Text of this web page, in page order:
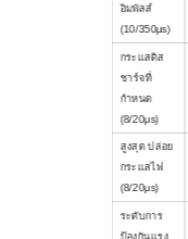
อิมพัลส์
(10/350μs)
กระแสดิส
ชาร์จที่
กำหนด
(8/20μs)
สูงสุด ปล่อย
กระแสไฟ
(8/20μs)
ระดับการ
ป้องกันแรง